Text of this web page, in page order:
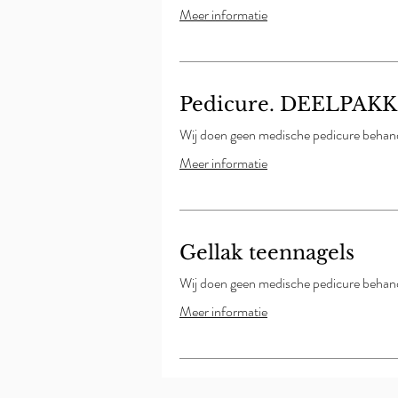
Meer informatie
Pedicure.
Wij doen geen medische pedicure
Meer informatie
Gellak teennagels
Wij doen geen medische pedicure
Meer informatie